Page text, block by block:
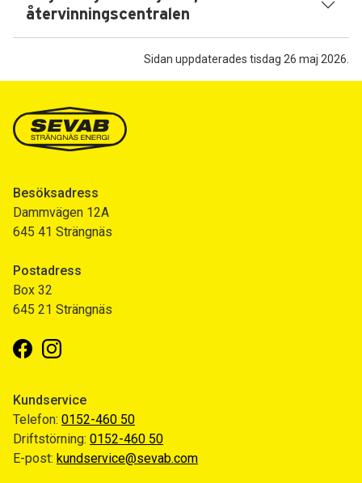
återvinningscentralen
Sidan uppdaterades tisdag 26 maj 2026.
Besöksadress
Dammvägen 12A
645 41 Strängnäs
Postadress
Box 32
645 21 Strängnäs
FacebookInstagram
Kundservice
Telefon: 0152-460 50
Driftstörning: 0152-460 50
E-post: kundservice@sevab.com